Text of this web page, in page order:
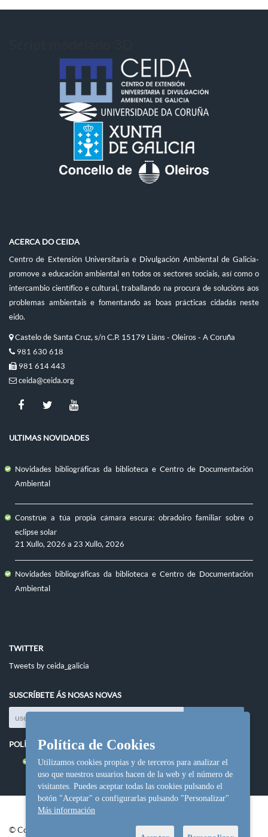
ACERCA DO CEIDA
Centro de Extensión Universitaria e Divulgación Ambiental de Galicia-
promove a educación ambiental en todos os sectores sociais, así como o
intercambio científico e cultural, traballando na procura de solucións aos
problemas ambientais e fomentando as boas prácticas cidadás neste
eido.
Castelo de Santa Cruz, s/n C.P. 15179 Liáns - Oleiros - A Coruña
981 630 618
981 614 443
ceida@ceida.org
ULTIMAS NOVIDADES
Novidades bibliográficas da biblioteca e Centro de Documentación
Ambiental
Constrúe a túa propia cámara escura: obradoiro familiar sobre o
eclipse solar
21 Xullo, 2026 a 23 Xullo, 2026
Novidades bibliográficas da biblioteca e Centro de Documentación
Ambiental
TWITTER
Tweets by ceida_galicia
SUSCRÍBETE ÁS NOSAS NOVAS
POLÍTICAS DO SITIO
Política de cookies
© Copyright Ceida.
Política de Cookies
Utilizamos cookies propias y de terceros para analizar el
uso que nuestros usuarios hacen de la web y el número de
visitantes. Puedes aceptar todas las cookies pulsando el
botón "Aceptar" o configurarlas pulsando "Personalizar"
Más información